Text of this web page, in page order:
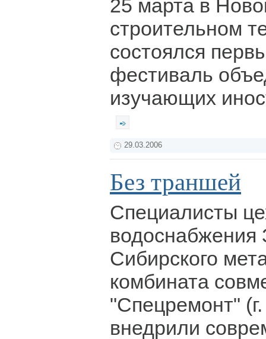
25 марта в
строительном
состоялся
фестиваль
изучающих
29.03.2006
Без траншей
Специалисты
водоснабжения
Сибирского
комбината
"Спецремонт"
внедрили